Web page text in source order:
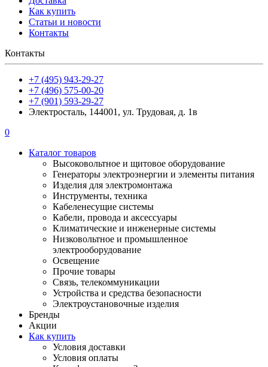
Как купить
Статьи и новости
Контакты
Контакты
+7 (495) 943-29-27
+7 (496) 575-00-20
+7 (901) 593-29-27
Электросталь, 144001, ул. Трудовая, д. 1в
0
Каталог товаров
Высоковольтное и щитовое оборудование
Генераторы электроэнергии и элементы питания
Изделия для электромонтажа
Инструменты, техника
Кабеленесущие системы
Кабели, провода и аксессуары
Климатические и инженерные системы
Низковольтное и промышленное
электрооборудование
Освещение
Прочие товары
Связь, телекоммуникации
Устройства и средства безопасности
Электроустановочные изделия
Бренды
Акции
Как купить
Условия доставки
Условия оплаты